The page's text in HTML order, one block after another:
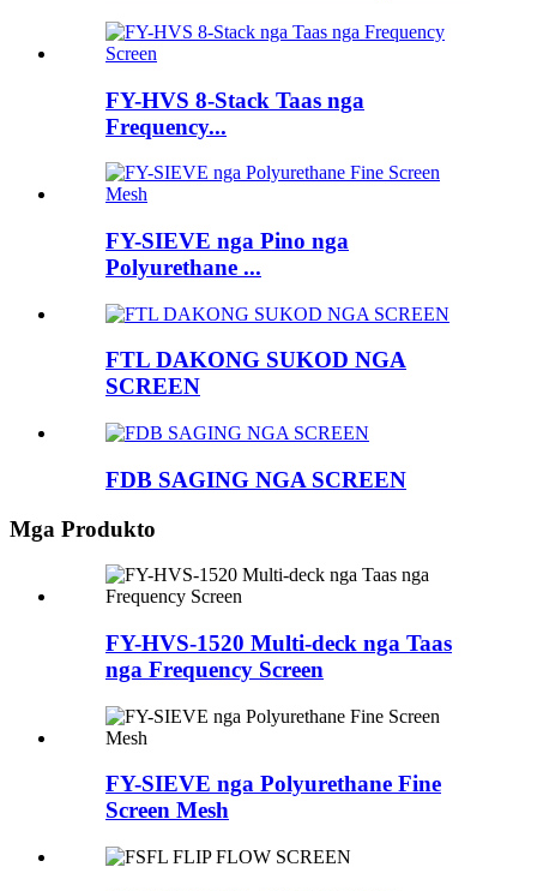
FY-HVS 8-Stack Taas nga
Frequency...
FY-SIEVE nga Pino nga
Polyurethane ...
FTL DAKONG SUKOD NGA
SCREEN
FDB SAGING NGA SCREEN
Mga Produkto
FY-HVS-1520 Multi-deck nga Taas
nga Frequency Screen
FY-SIEVE nga Polyurethane Fine
Screen Mesh